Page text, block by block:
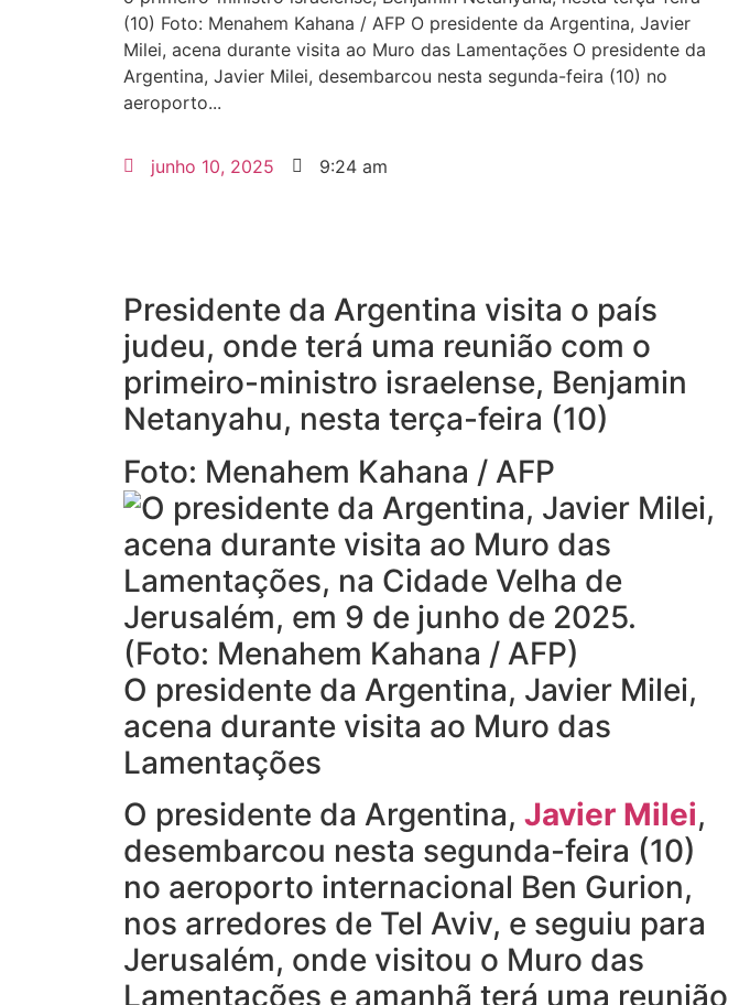
(10) Foto: Menahem Kahana / AFP O presidente da Argentina, Javier
Milei, acena durante visita ao Muro das Lamentações O presidente da
Argentina, Javier Milei, desembarcou nesta segunda-feira (10) no
aeroporto...
junho 10, 2025 9:24 am
Presidente da Argentina visita o país
judeu, onde terá uma reunião com o
primeiro-ministro israelense, Benjamin
Netanyahu, nesta terça-feira (10)
Foto: Menahem Kahana / AFP
O presidente da Argentina, Javier Milei,
acena durante visita ao Muro das
Lamentações
O presidente da Argentina, Javier Milei,
desembarcou nesta segunda-feira (10)
no aeroporto internacional Ben Gurion,
nos arredores de Tel Aviv, e seguiu para
Jerusalém, onde visitou o Muro das
Lamentações e amanhã terá uma reunião